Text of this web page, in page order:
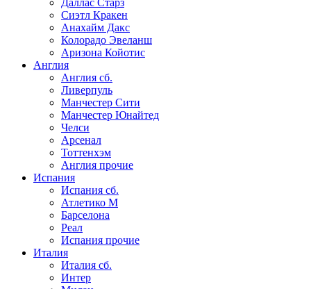
Даллас Старз
Сиэтл Кракен
Анахайм Дакс
Колорадо Эвеланш
Аризона Койотис
Англия
Англия сб.
Ливерпуль
Манчестер Сити
Манчестер Юнайтед
Челси
Арсенал
Тоттенхэм
Англия прочие
Испания
Испания сб.
Атлетико М
Барселона
Реал
Испания прочие
Италия
Италия сб.
Интер